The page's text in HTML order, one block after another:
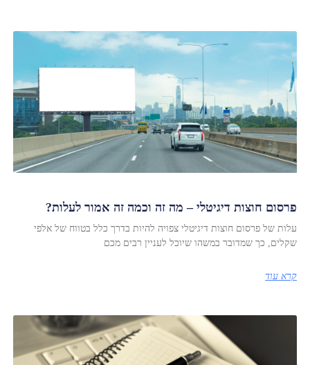
פרסום חוצות דיגיטלי – מה זה וכמה זה אמור לעלות?
עלות של פרסום חוצות דיגיטלי צפויה להיות בדרך כלל בטווח של אלפי
שקלים, כך שמדובר במשהו שיוכל לעניין רבים מכם
קרא עוד